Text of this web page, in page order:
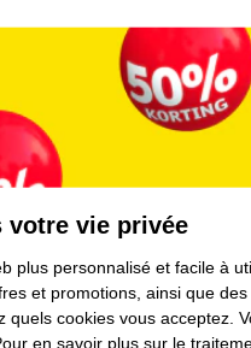
Tout
À propos
Presse
Formule
votre vie privée
plus personnalisé et facile à
et promotions, ainsi que
quels cookies vous acceptez.
en savoir plus sur le